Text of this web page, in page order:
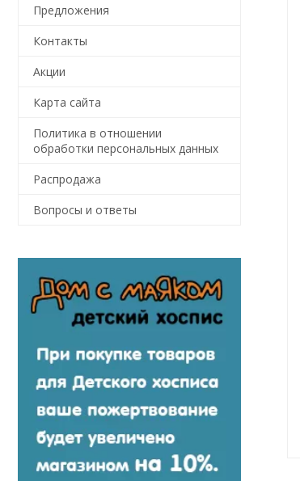
Предложения
Контакты
Акции
Карта сайта
Политика в отношении
обработки персональных данных
Распродажа
Вопросы и ответы